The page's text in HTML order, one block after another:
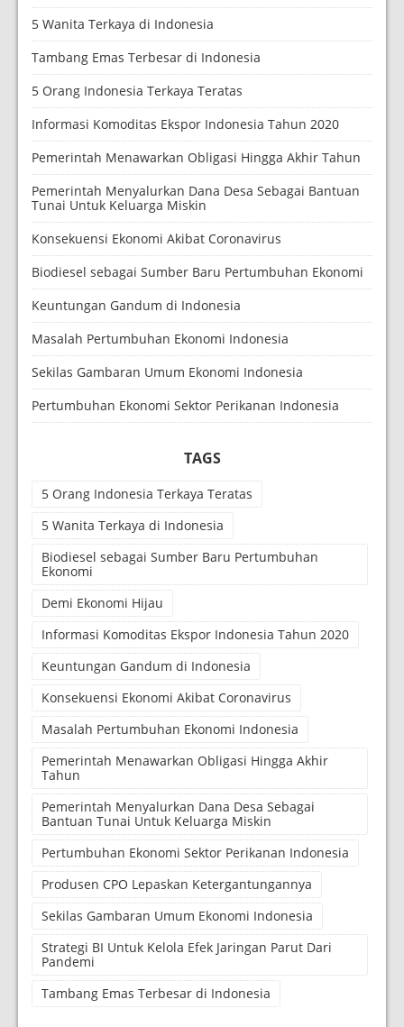
5 Wanita Terkaya di Indonesia
Tambang Emas Terbesar di Indonesia
5 Orang Indonesia Terkaya Teratas
Informasi Komoditas Ekspor Indonesia Tahun 2020
Pemerintah Menawarkan Obligasi Hingga Akhir Tahun
Pemerintah Menyalurkan Dana Desa Sebagai Bantuan
Tunai Untuk Keluarga Miskin
Konsekuensi Ekonomi Akibat Coronavirus
Biodiesel sebagai Sumber Baru Pertumbuhan Ekonomi
Keuntungan Gandum di Indonesia
Masalah Pertumbuhan Ekonomi Indonesia
Sekilas Gambaran Umum Ekonomi Indonesia
Pertumbuhan Ekonomi Sektor Perikanan Indonesia
TAGS
5 Orang Indonesia Terkaya Teratas
5 Wanita Terkaya di Indonesia
Biodiesel sebagai Sumber Baru Pertumbuhan
Ekonomi
Demi Ekonomi Hijau
Informasi Komoditas Ekspor Indonesia Tahun 2020
Keuntungan Gandum di Indonesia
Konsekuensi Ekonomi Akibat Coronavirus
Masalah Pertumbuhan Ekonomi Indonesia
Pemerintah Menawarkan Obligasi Hingga Akhir
Tahun
Pemerintah Menyalurkan Dana Desa Sebagai
Bantuan Tunai Untuk Keluarga Miskin
Pertumbuhan Ekonomi Sektor Perikanan Indonesia
Produsen CPO Lepaskan Ketergantungannya
Sekilas Gambaran Umum Ekonomi Indonesia
Strategi BI Untuk Kelola Efek Jaringan Parut Dari
Pandemi
Tambang Emas Terbesar di Indonesia